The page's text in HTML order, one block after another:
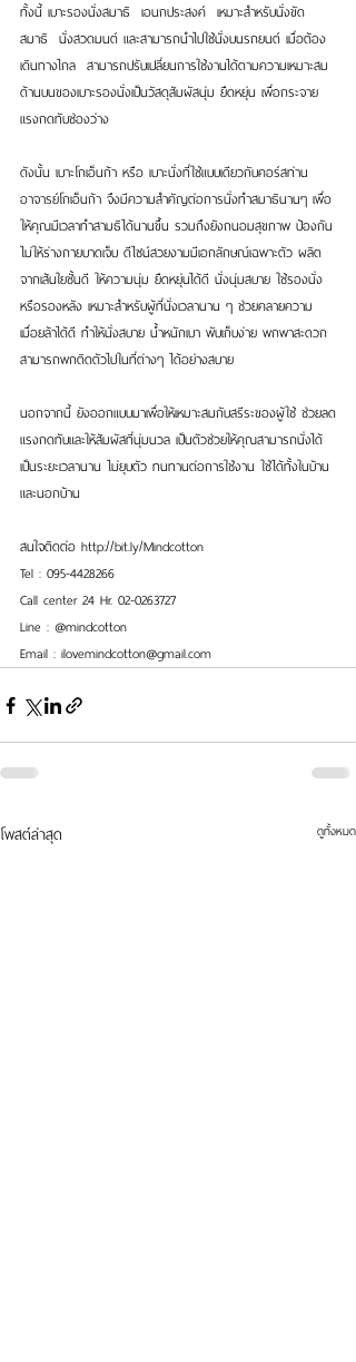
ทั้งนี้ เบาะรองนั่งสมาธิ  เอนกประสงค์  เหมาะสำหรับนั่งขัด
สมาธิ  นั่งสวดมนต์ และสามารถนำไปใช้นั่งบนรถยนต์ เมื่อต้อง
เดินทางไกล  สามารถปรับเปลี่ยนการใช้งานได้ตามความเหมาะสม
ด้านบนของเบาะรองนั่งเป็นวัสดุสัมผัสนุ่ม ยืดหยุ่น เพื่อกระจาย
แรงกดทับช่องว่าง
ดังนั้น เบาะโกเอ็นก้า หรือ เบาะนั่งที่ใช้แบบเดียวกับคอร์สท่าน
อาจารย์โกเอ็นก้า จึงมีความสำคัญต่อการนั่งทำสมาธินานๆ เพื่อ
ให้คุณมีเวลาทำสามธิได้นานขึ้น รวมถึงยังถนอมสุขภาพ ป้องกัน
ไม่ให้ร่างกายบาดเจ็บ ดีไซน์สวยงามมีเอกลักษณ์เฉพาะตัว ผลิต
จากเส้นใยชั้นดี ให้ความนุ่ม ยืดหยุ่นได้ดี นั่งนุ่มสบาย ใช้รองนั่ง
หรือรองหลัง เหมาะสำหรับผู้ที่นั่งเวลานาน ๆ ช่วยคลายความ
เมื่อยล้าได้ดี ทำให้นั่งสบาย น้ำหนักเบา พับเก็บง่าย พกพาสะดวก
สามารถพกติดตัวไปในที่ต่างๆ ได้อย่างสบาย
นอกจากนี้ ยังออกแบบมาเพื่อให้เหมาะสมกับสรีระของผู้ใช้ ช่วยลด
แรงกดทับและให้สัมผัสที่นุ่มนวล เป็นตัวช่วยให้คุณสามารถนั่งได้
เป็นระยะเวลานาน ไม่ยุบตัว ทนทานต่อการใช้งาน ใช้ได้ทั้งในบ้าน
และนอกบ้าน
สนใจติดต่อ http://bit.ly/Mindcotton
Tel : 095-4428266
Call center 24 Hr. 02-0263727
Line : @mindcotton
Email : ilovemindcotton@gmail.com
โพสต์ล่าสุด ดูทั้งหมด